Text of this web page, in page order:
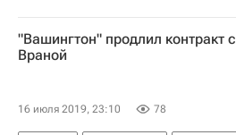
"Вашингтон" продлил контракт с
Враной
16 июля 2019, 23:10 78